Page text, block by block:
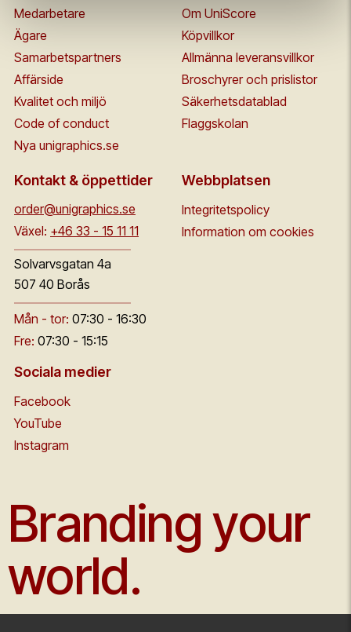
Medarbetare
Ägare
Samarbetspartners
Affärside
Kvalitet och miljö
Code of conduct
Nya unigraphics.se
Om UniScore
Köpvillkor
Allmänna leveransvillkor
Broschyrer och prislistor
Säkerhetsdatablad
Flaggskolan
Kontakt & öppettider
order@unigraphics.se
Växel: +46 33 - 15 11 11
Solvarvsgatan 4a
507 40 Borås
Mån - tor: 07:30 - 16:30
Fre: 07:30 - 15:15
Webbplatsen
Integritetspolicy
Information om cookies
Sociala medier
Facebook
YouTube
Instagram
Branding your
world.